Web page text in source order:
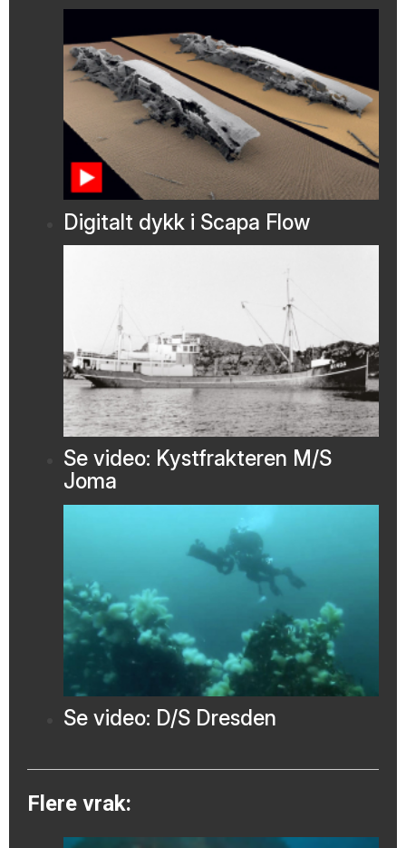
Digitalt dykk i Scapa Flow
Se video: Kystfrakteren M/S
Joma
Se video: D/S Dresden
Flere vrak: